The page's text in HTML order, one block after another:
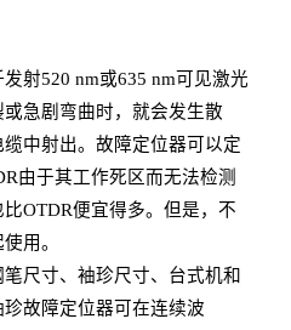
射520 nm或635 nm可见激光
急剧弯曲时，就会发生散
中射出。故障定位器可以定
由于其工作死区而无法检测
OTDR便宜得多。但是，不
用。
尺寸、袖珍尺寸、台式机和
故障定位器可在连续波